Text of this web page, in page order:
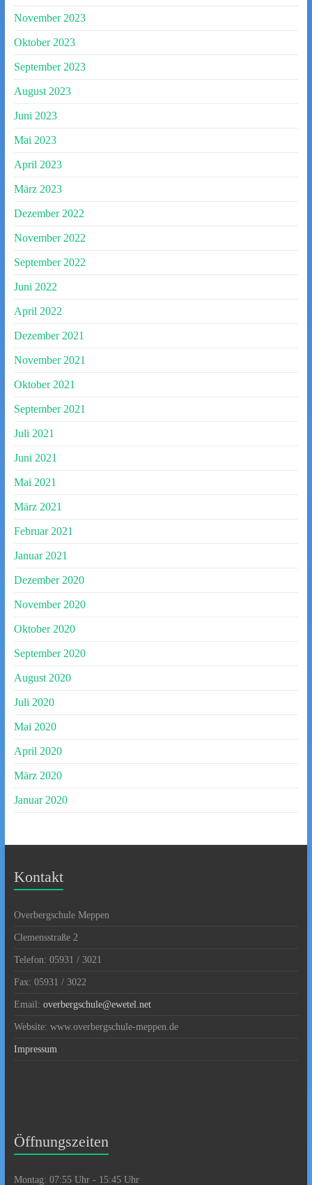
November 2023
Oktober 2023
September 2023
August 2023
Juni 2023
Mai 2023
April 2023
März 2023
Dezember 2022
November 2022
September 2022
Juni 2022
April 2022
Dezember 2021
November 2021
Oktober 2021
September 2021
Juli 2021
Juni 2021
Mai 2021
März 2021
Februar 2021
Januar 2021
Dezember 2020
November 2020
Oktober 2020
September 2020
August 2020
Juli 2020
Mai 2020
April 2020
März 2020
Januar 2020
Kontakt
Overbergschule Meppen
Clemensstraße 2
Telefon: 05931 / 3021
Fax: 05931 / 3022
Email: overbergschule@ewetel.net
Website: www.overbergschule-meppen.de
Impressum
Öffnungszeiten
Montag: 07:55 Uhr - 15:45 Uhr